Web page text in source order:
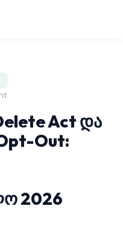
Act და
Out:
2026